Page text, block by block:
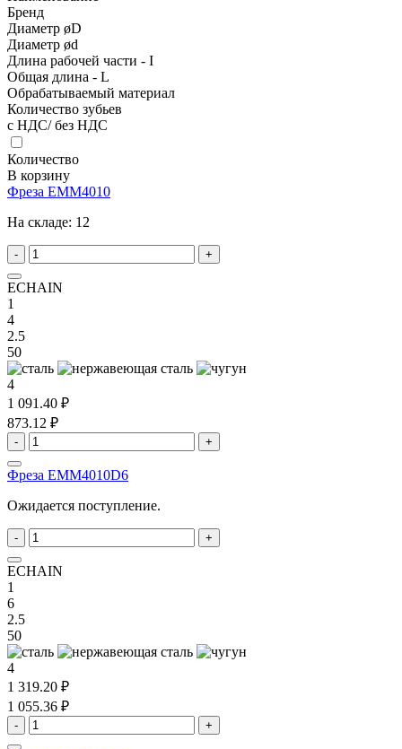
Бренд
Диаметр øD
Диаметр ød
Длина рабочей части - I
Общая длина - L
Обрабатываемый материал
Количество зубьев
с НДС/ без НДС
Количество
В корзину
Фреза EMM4010
На складе: 12
- +
ECHAIN
1
4
2.5
50
4
1 091.40 ₽
873.12 ₽
- +
Фреза EMM4010D6
Ожидается поступление.
- +
ECHAIN
1
6
2.5
50
4
1 319.20 ₽
1 055.36 ₽
- +